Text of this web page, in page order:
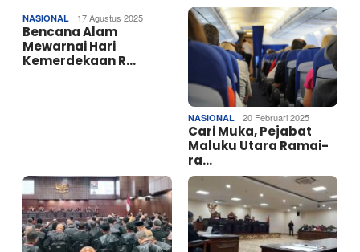
NASIONAL 17 Agustus 2025
Bencana Alam
Mewarnai Hari
Kemerdekaan R…
NASIONAL 20 Februari 2025
Cari Muka, Pejabat
Maluku Utara Ramai-
ra…